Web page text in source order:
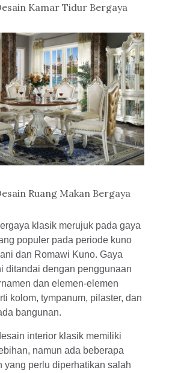
Kamar Tidur Bergaya
Ruang Makan Bergaya
klasik merujuk pada gaya
populer pada periode kuno
dan Romawi Kuno. Gaya
ditandai dengan penggunaan
dan elemen-elemen
kolom, tympanum, pilaster, dan
bangunan.
interior klasik memiliki
namun ada beberapa
yang perlu diperhatikan salah